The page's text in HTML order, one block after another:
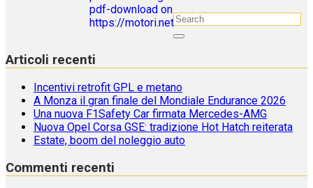
Articoli recenti
Incentivi retrofit GPL e metano
A Monza il gran finale del Mondiale Endurance 2026
Una nuova F1Safety Car firmata Mercedes-AMG
Nuova Opel Corsa GSE: tradizione Hot Hatch reiterata
Estate, boom del noleggio auto
Commenti recenti